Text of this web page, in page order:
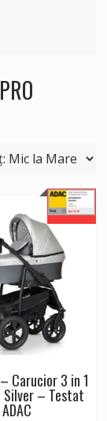
Carucior 3 in 1
Silver – Testat
ADAC